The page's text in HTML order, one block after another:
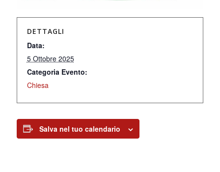
DETTAGLI
Data:
5 Ottobre 2025
Categoria Evento:
Chiesa
Salva nel tuo calendario